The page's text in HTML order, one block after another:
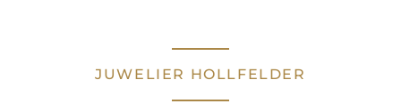
JUWELIER HOLLFELDER